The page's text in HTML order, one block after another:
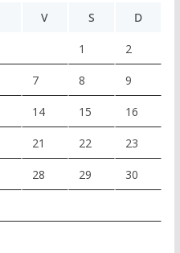
V S D
1 2
7 8 9
14 15 16
21 22 23
28 29 30